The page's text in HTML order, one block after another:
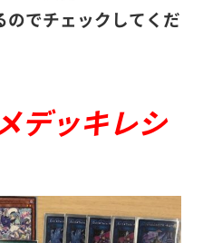
でチェックしてくだ
デッキレシ